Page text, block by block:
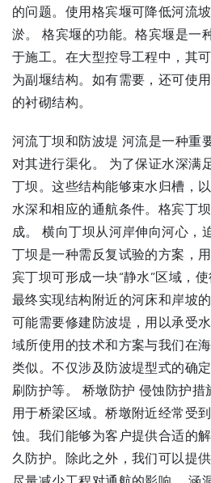
的问题。使用格宾堰可降低河流
淤。 格宾堰的功能。格宾堰是一
于施工。在大型控导工程中，其
为副堰结构。如有需要，还可使
的衬砌结构。
河流丁坝和防波堤 河流是一种重
对其进行渠化。 为了保证水深满
丁坝。这些结构能够束水归槽，
水深和相应的通航条件。格宾丁
成。 横向丁坝从河岸伸向河心，
丁坝是一种需反复试验的方案，
宾丁坝可形成一块“静水”区域，
最终实现结构附近的河床和岸坡
可能需要修建防波堤，用以承受
域所使用的技术和方案与我们在
类似。不仅涉及防波堤型式的确
刷防护等。 桥墩防护 侵蚀防护
用于桥梁区域。桥墩附近经常受
蚀。我们能够为客户提供合适的
久防护。除此之外，我们可以提